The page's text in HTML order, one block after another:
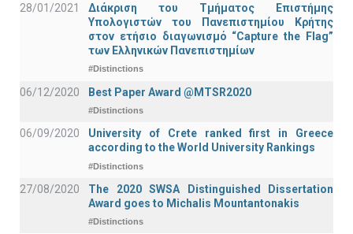
28/01/2021
Διάκριση του Τμήματος Επιστήμης
Υπολογιστών του Πανεπιστημίου Κρήτης
στον ετήσιο διαγωνισμό “Capture the Flag”
των Ελληνικών Πανεπιστημίων
#Distinctions
06/12/2020 Best Paper Award @MTSR2020
#Distinctions
06/09/2020
University of Crete ranked first in Greece
according to the World University Rankings
#Distinctions
27/08/2020
The 2020 SWSA Distinguished Dissertation
Award goes to Michalis Mountantonakis
#Distinctions